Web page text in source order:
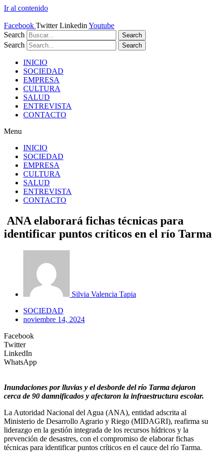
Ir al contenido
Facebook Twitter Linkedin Youtube
Search
Search
Search Search
INICIO
SOCIEDAD
EMPRESA
CULTURA
SALUD
ENTREVISTA
CONTACTO
Menu
INICIO
SOCIEDAD
EMPRESA
CULTURA
SALUD
ENTREVISTA
CONTACTO
ANA elaborará fichas técnicas para
identificar puntos críticos en el río Tarma
Silvia Valencia Tapia
SOCIEDAD
noviembre 14, 2024
Facebook
Twitter
LinkedIn
WhatsApp
Inundaciones por lluvias y el desborde del río Tarma dejaron
cerca de 90 damnificados y afectaron la infraestructura escolar.
La Autoridad Nacional del Agua (ANA), entidad adscrita al
Ministerio de Desarrollo Agrario y Riego (MIDAGRI), reafirma su
liderazgo en la gestión integrada de los recursos hídricos y la
prevención de desastres, con el compromiso de elaborar fichas
técnicas para identificar puntos críticos en el cauce del río Tarma.